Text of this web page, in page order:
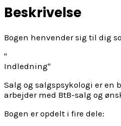
og
Mette
Olsen
Beskrivelse
Bogen henvender sig til dig
Indledning
Salg og salgspsykologi er en
arbejder med BtB-salg og
Bogen er opdelt i fire dele: